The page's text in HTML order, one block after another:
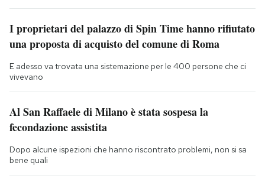
I proprietari del palazzo di Spin Time hanno rifiutato
una proposta di acquisto del comune di Roma
E adesso va trovata una sistemazione per le 400 persone che ci
vivevano
Al San Raffaele di Milano è stata sospesa la
fecondazione assistita
Dopo alcune ispezioni che hanno riscontrato problemi, non si sa
bene quali